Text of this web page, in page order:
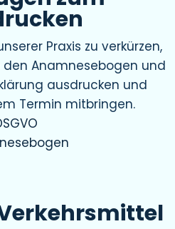
Praxis zu verkürzen,
den Anamnesebogen und
ausdrucken und
Termin mitbringen.